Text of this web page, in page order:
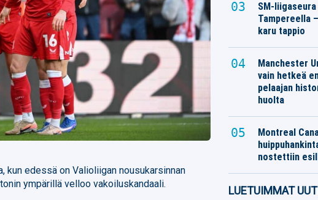
kun edessä on Valioliigan nousukarsinnan
ympärillä velloo vakoiluskandaali.
SM-
Tampereella
karu tappio
Manchester
vain hetkeä
pelaajan
huolta
Montreal
nostettiin
LUETUIMMAT